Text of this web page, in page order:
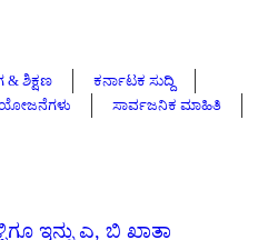
ಶಿಕ್ಷಣ
ಕರ್ನಾಟಕ ಸುದ್ದಿ
ಯೋಜನೆಗಳು
ಸಾರ್ವಜನಿಕ ಮಾಹಿತಿ
ಇನ್ನು ಎ, ಬಿ ಖಾತಾ